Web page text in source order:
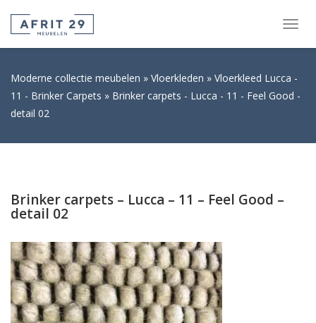
Moderne collectie meubelen Vloerkleden
Vloerkleed Lucca -
11 - Brinker Carpets
Brinker carpets - Lucca - 11 - Feel Good -
detail 02
Brinker carpets – Lucca – 11 – Feel Good –
detail 02